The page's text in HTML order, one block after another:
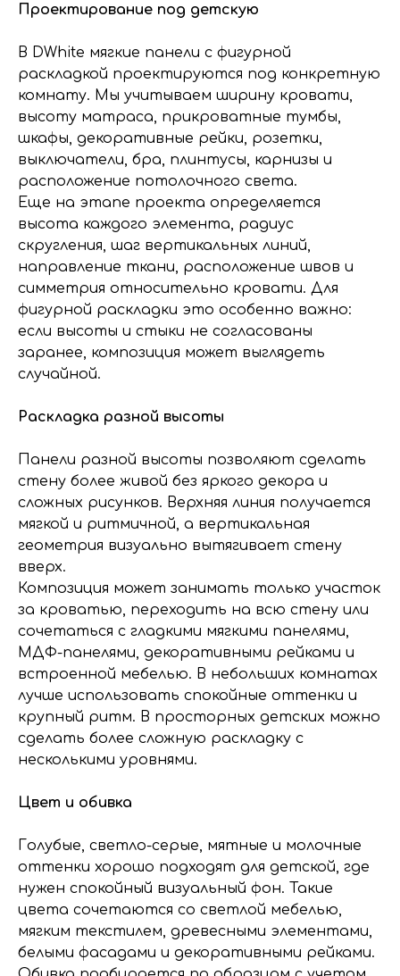
Проектирование под детскую
В DWhite мягкие панели с фигурной
раскладкой проектируются под конкретную
комнату. Мы учитываем ширину кровати,
высоту матраса, прикроватные тумбы,
шкафы, декоративные рейки, розетки,
выключатели, бра, плинтусы, карнизы и
расположение потолочного света.
Еще на этапе проекта определяется
высота каждого элемента, радиус
скругления, шаг вертикальных линий,
направление ткани, расположение швов и
симметрия относительно кровати. Для
фигурной раскладки это особенно важно:
если высоты и стыки не согласованы
заранее, композиция может выглядеть
случайной.
Раскладка разной высоты
Панели разной высоты позволяют сделать
стену более живой без яркого декора и
сложных рисунков. Верхняя линия получается
мягкой и ритмичной, а вертикальная
геометрия визуально вытягивает стену
вверх.
Композиция может занимать только участок
за кроватью, переходить на всю стену или
сочетаться с гладкими мягкими панелями,
МДФ-панелями, декоративными рейками и
встроенной мебелью. В небольших комнатах
лучше использовать спокойные оттенки и
крупный ритм. В просторных детских можно
сделать более сложную раскладку с
несколькими уровнями.
Цвет и обивка
Голубые, светло-серые, мятные и молочные
оттенки хорошо подходят для детской, где
нужен спокойный визуальный фон. Такие
цвета сочетаются со светлой мебелью,
мягким текстилем, древесными элементами,
белыми фасадами и декоративными рейками.